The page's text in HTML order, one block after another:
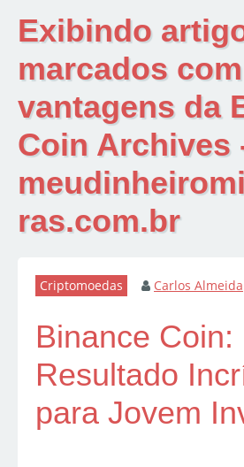
Exibindo
marcados com
vantagens da
Coin Archives
ras.com.br
Criptomoedas Carlos Almeida
Binance Coin:
Resultado
para Jovem